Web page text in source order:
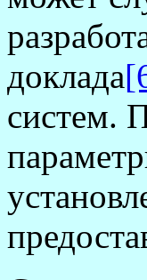
доклада
систем.